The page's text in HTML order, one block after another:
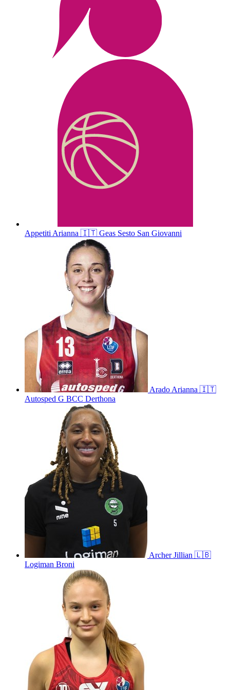
AppetitiArianna 🇮🇹 Geas Sesto San Giovanni
AradoArianna 🇮🇹
Autosped G BCC Derthona
ArcherJillian 🇱🇧
Logiman Broni